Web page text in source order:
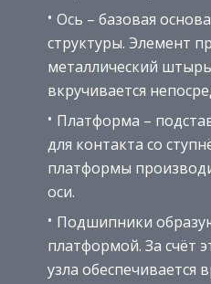
Ось – базовая
структуры. Элемент
металлический
вкручивается
Платформа –
для контакта со
платформы
оси.
Подшипники
платформой. За счёт
узла обеспечивается